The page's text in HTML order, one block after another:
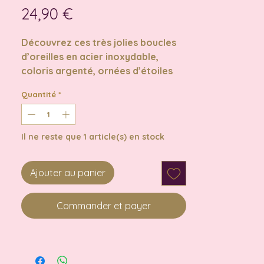
24,90 €
Découvrez ces très jolies boucles
d’oreilles en acier inoxydable,
coloris argenté, ornées d’étoiles
bleue.
Ces boucles d’oreilles apportent
une touche estivale à votre look
tout en symbolisant la beauté de la
L’aventurine bleue est réputée
pour ses vertus apaisantes,
favorisant la paix intérieure et
l'équilibre émotionnel.
apportant une énergie positive.
Quantité *
Il ne reste que 1 article(s) en stock
Ajouter au panier
Commander et payer